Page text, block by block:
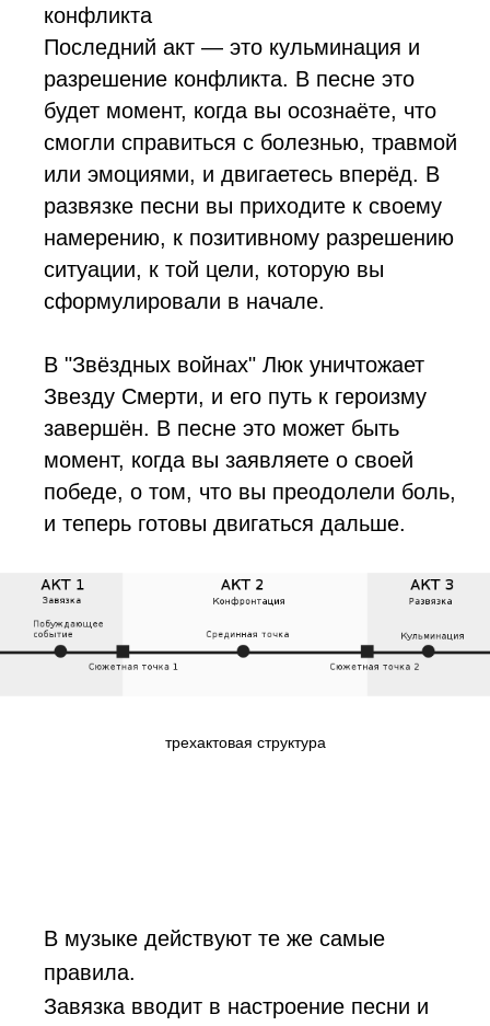
конфликта
Последний акт — это кульминация и
разрешение конфликта. В песне это
будет момент, когда вы осознаёте, что
смогли справиться с болезнью, травмой
или эмоциями, и двигаетесь вперёд. В
развязке песни вы приходите к своему
намерению, к позитивному разрешению
ситуации, к той цели, которую вы
сформулировали в начале.
В "Звёздных войнах" Люк уничтожает
Звезду Смерти, и его путь к героизму
завершён. В песне это может быть
момент, когда вы заявляете о своей
победе, о том, что вы преодолели боль,
и теперь готовы двигаться дальше.
трехактовая структура
В музыке действуют те же самые
правила.
Завязка вводит в настроение песни и